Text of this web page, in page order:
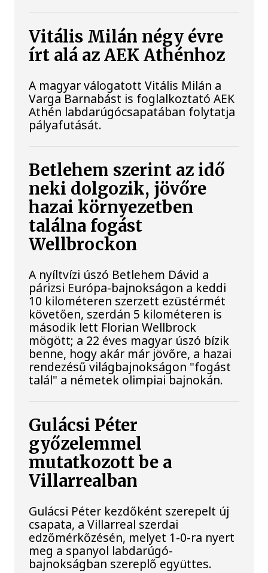
Vitális Milán négy évre
írt alá az AEK Athénhoz
A magyar válogatott Vitális Milán a
Varga Barnabást is foglalkoztató AEK
Athén labdarúgócsapatában folytatja
pályafutását.
Betlehem szerint az idő
neki dolgozik, jövőre
hazai környezetben
találna fogást
Wellbrockon
A nyíltvízi úszó Betlehem Dávid a
párizsi Európa-bajnokságon a keddi
10 kilométeren szerzett ezüstérmét
követően, szerdán 5 kilométeren is
második lett Florian Wellbrock
mögött; a 22 éves magyar úszó bízik
benne, hogy akár már jövőre, a hazai
rendezésű világbajnokságon "fogást
talál" a németek olimpiai bajnokán.
Gulácsi Péter
győzelemmel
mutatkozott be a
Villarrealban
Gulácsi Péter kezdőként szerepelt új
csapata, a Villarreal szerdai
edzőmérkőzésén, melyet 1-0-ra nyert
meg a spanyol labdarúgó-
bajnokságban szereplő együttes.